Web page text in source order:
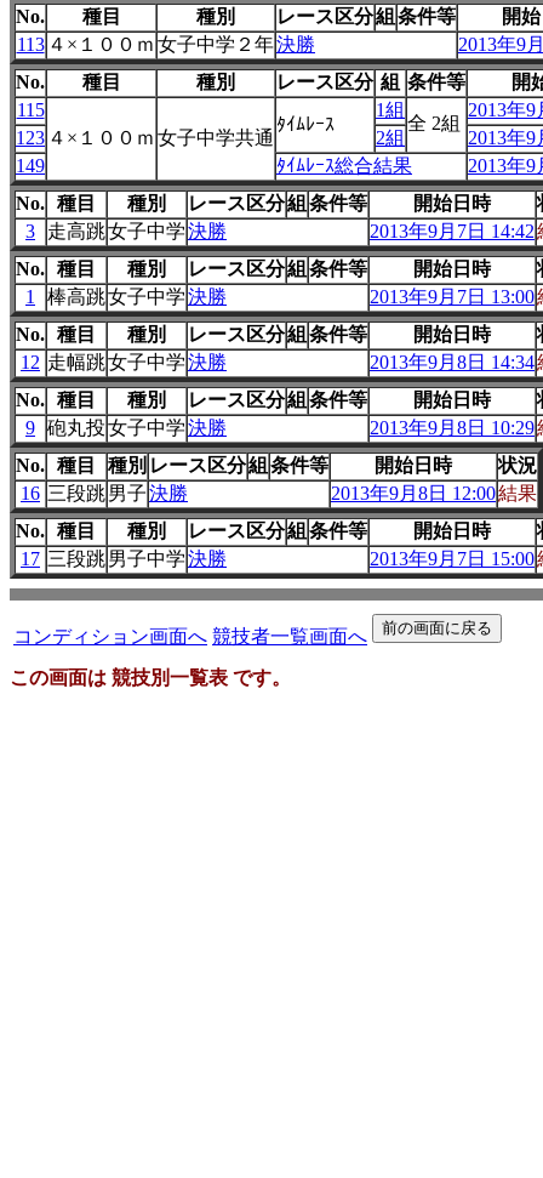
No.
種目 種別 レース区分組 条件等
開
113 ４×１００ｍ 女子中学２年決勝
2013年9
No.
種目 種別 レース区分 組 条件等
開
115
４×１００ｍ 女子中学共通
ﾀｲﾑﾚｰｽ
1組
全 2組
2013年9
123
2組
2013年9
149
ﾀｲﾑﾚｰｽ総合結果
2013年9
No. 種目 種別 レース区分組 条件等 開始日時
3
走高跳女子中学決勝 2013年9月7日 14:42
No. 種目 種別 レース区分組 条件等 開始日時
1
棒高跳女子中学決勝 2013年9月7日 13:00
No. 種目 種別 レース区分組 条件等 開始日時
12 走幅跳女子中学決勝 2013年9月8日 14:34
No. 種目 種別 レース区分組 条件等 開始日時
9 砲丸投女子中学決勝 2013年9月8日 10:29
No. 種目 種別 レース区分組 条件等 開始日時
状況
16 三段跳男子決勝 2013年9月8日 12:00結果
No. 種目 種別 レース区分組 条件等 開始日時
17 三段跳男子中学決勝 2013年9月7日 15:00
コンディション画面へ 競技者一覧画面へ
この画面は 競技別一覧表 です。